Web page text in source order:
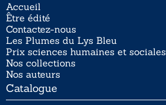
Accueil
Être édité
Contactez-nous
Les Plumes du Lys Bleu
Prix sciences humaines et sociales
Nos collections
Nos auteurs
Catalogue